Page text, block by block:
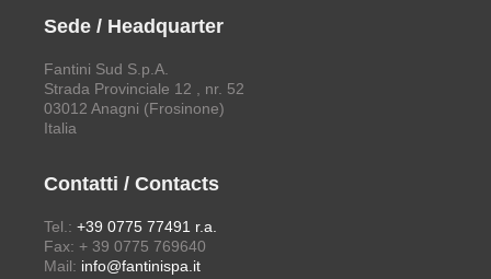
Sede / Headquarter
Fantini Sud S.p.A.
Strada Provinciale 12 , nr. 52
03012 Anagni (Frosinone)
Italia
Contatti / Contacts
Tel.: +39 0775 77491 r.a.
Fax: + 39 0775 769640
Mail: info@fantinispa.it